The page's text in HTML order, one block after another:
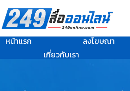
หน้าแรก ลงโฆษณา
เกี่ยวกับเรา